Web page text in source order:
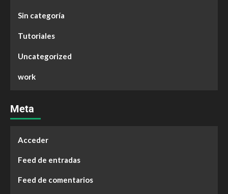
Sin categoría
Tutoriales
Uncategorized
work
Meta
Acceder
Feed de entradas
Feed de comentarios